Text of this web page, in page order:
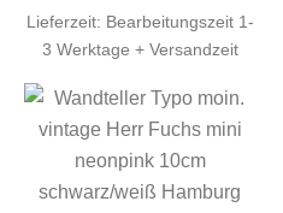
Lieferzeit: Bearbeitungszeit 1-
3 Werktage + Versandzeit